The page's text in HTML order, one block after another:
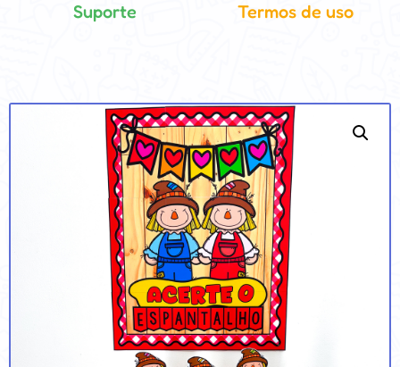
Suporte Termos de uso